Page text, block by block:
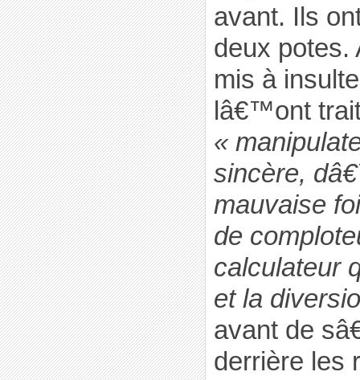
avant. Ils
deux potes.
mis à
lâ€™ont
«
sincère,
mauvaise
de
calculateur
et la
avant de
derrière les